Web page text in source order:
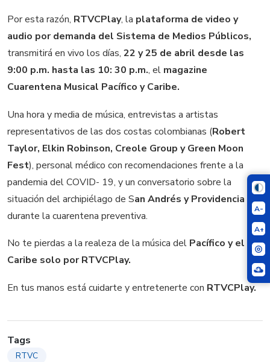
A-
A+
Por esta razón, RTVCPlay, la plataforma de video y
audio por demanda del Sistema de Medios Públicos,
transmitirá en vivo los días, 22 y 25 de abril desde las
9:00 p.m. hasta las 10: 30 p.m., el magazine
Cuarentena Musical Pacífico y Caribe.
Una hora y media de música, entrevistas a artistas
representativos de las dos costas colombianas (Robert
Taylor, Elkin Robinson, Creole Group y Green Moon
Fest), personal médico con recomendaciones frente a la
pandemia del COVID- 19, yun conversatorio sobre la
situación del archipiélago de San Andrés y Providencia
durante la cuarentena preventiva.
No te pierdas a la realeza de la música del Pacífico y el
Caribe solo porRTVCPlay.
En tus manos está cuidarte y entretenerte con RTVCPlay.
Tags
RTVC